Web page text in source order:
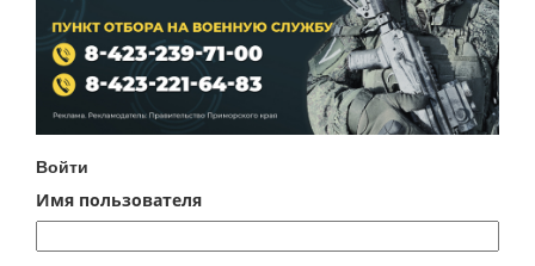
Войти
Имя пользователя